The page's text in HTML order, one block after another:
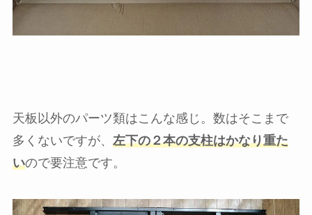
天板以外のパーツ類はこんな感じ。数はそこまで
多くないですが、 左下の２本の支柱はかなり重た
いので要注意です。